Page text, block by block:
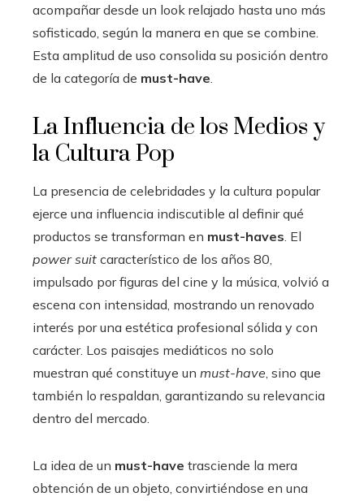
acompañar desde un look relajado hasta uno más
sofisticado, según la manera en que se combine.
Esta amplitud de uso consolida su posición dentro
de la categoría de must-have
La Influencia de los Medios y
la Cultura Pop
La presencia de celebridades y la cultura popular
ejerce una influencia indiscutible al definir qué
productos se transforman en must-haves . El
power suit característico de los años 80,
impulsado por figuras del cine y la música, volvió a
escena con intensidad, mostrando un renovado
interés por una estética profesional sólida y con
carácter. Los paisajes mediáticos no solo
muestran qué constituye un must-have , sino que
también lo respaldan, garantizando su relevancia
dentro del mercado.
La idea de un must-have trasciende la mera
obtención de un objeto, convirtiéndose en una